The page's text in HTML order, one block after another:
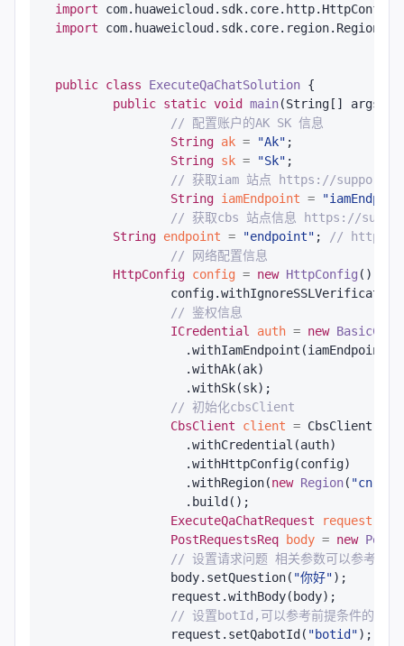
import
import com.huaweicloud.sdk.core.region.Region;
public class ExecuteQaChatSolution {
public static void main(String[] args)
// 配置账户的AK SK 信息
String ak = "Ak" ;
String sk = "Sk" ;
// 获取iam 站点 https://
String iamEndpoint =
// 获取cbs 站点信息 https://
String endpoint = "endpoint" ;
// https://
// 网络配置信息
HttpConfig config = new HttpConfig ();
// 鉴权信息
ICredential
auth = new
// 初始化cbsClient
CbsClient
client =
		  .withRegion(
new Region( "cn-
ExecuteQaChatRequest
request
PostRequestsReq
body = new
// 设置请求问题 相关参数可以参考
		body.setQuestion(
"你好");
// 设置botId,可以参考前提条件的获
		request.setQabotId(
"botid");